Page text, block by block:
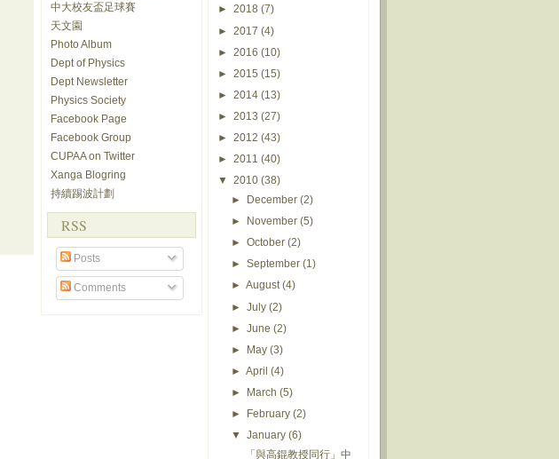
中大校友盃足球賽
天文園
Photo Album
Dept of Physics
Dept Newsletter
Physics Society
Facebook Page
Facebook Group
CUPAA on Twitter
Xanga Blogring
持續踢波計劃
RSS
Posts
Comments
► 2018 (7)
► 2017 (4)
► 2016 (10)
► 2015 (15)
► 2014 (13)
► 2013 (27)
► 2012 (43)
► 2011 (40)
▼ 2010 (38)
►
December (2)
►
November (5)
► October (2)
► September (1)
► August(4)
► July (2)
► June (2)
► May (3)
► April (4)
► March (5)
►
February (2)
▼ January (6)
「與高錕教授同行」中